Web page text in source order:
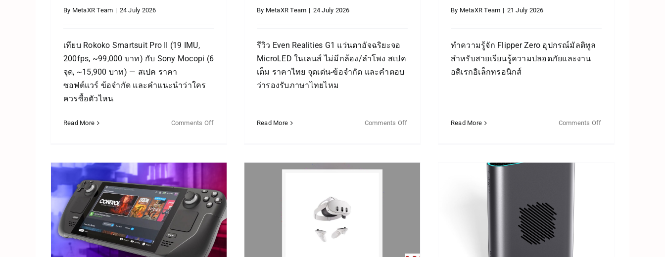
By MetaXR Team | 24 July 2026
เทียบ Rokoko Smartsuit Pro II (19 IMU,
200fps, ~99,000 บาท) กับ Sony Mocopi (6
จุด, ~15,900 บาท) — สเปค ราคา
ซอฟต์แวร์ ข้อจำกัด และคำแนะนำว่าใคร
ควรซื้อตัวไหน
Read More Comments Off
By MetaXR Team | 24 July 2026
รีวิว Even Realities G1 แว่นตาอัจฉริยะจอ
MicroLED ในเลนส์ ไม่มีกล้อง/ลำโพง สเปค
เต็ม ราคาไทย จุดเด่น-ข้อจำกัด และคำตอบ
ว่ารองรับภาษาไทยไหม
Read More Comments Off
By MetaXR Team | 21 July 2026
ทำความรู้จัก Flipper Zero อุปกรณ์มัลติทูล
สำหรับสายเรียนรู้ความปลอดภัยและงาน
อดิเรกอิเล็กทรอนิกส์
Read More Comments Off
Meta Quest 3 vs 3S vs
Quest 2 เลือกรุ่นไหนดี?
เทียบครบทุกจุด
News Quest3
eGPU คืออะไร? อธิบายการ์ด
จอนอก พร้อมวิธีเลือกและ
ราคา (ฉบับเข้าใจง่าย)